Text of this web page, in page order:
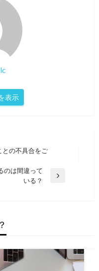
表示
との不具合をご
のは間違って
いる？